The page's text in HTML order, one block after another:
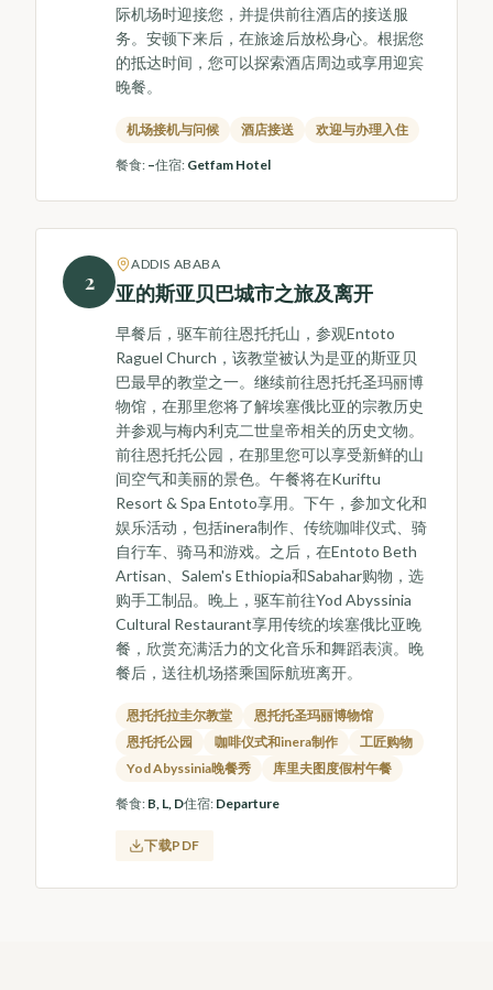
际机场时迎接您，并提供前往酒店的接送服
务。安顿下来后，在旅途后放松身心。根据您
的抵达时间，您可以探索酒店周边或享用迎宾
晚餐。
机场接机与问候 酒店接送 欢迎与办理入住
餐食: –住宿: Getfam Hotel
2
ADDIS ABABA
亚的斯亚贝巴城市之旅及离开
早餐后，驱车前往恩托托山，参观Entoto
Raguel Church，该教堂被认为是亚的斯亚贝
巴最早的教堂之一。继续前往恩托托圣玛丽博
物馆，在那里您将了解埃塞俄比亚的宗教历史
并参观与梅内利克二世皇帝相关的历史文物。
前往恩托托公园，在那里您可以享受新鲜的山
间空气和美丽的景色。午餐将在Kuriftu
Resort & Spa Entoto享用。下午，参加文化和
娱乐活动，包括inera制作、传统咖啡仪式、骑
自行车、骑马和游戏。之后，在Entoto Beth
Artisan、Salem's Ethiopia和Sabahar购物，选
购手工制品。晚上，驱车前往Yod Abyssinia
Cultural Restaurant享用传统的埃塞俄比亚晚
餐，欣赏充满活力的文化音乐和舞蹈表演。晚
餐后，送往机场搭乘国际航班离开。
恩托托拉圭尔教堂
恩托托圣玛丽博物馆
恩托托公园
咖啡仪式和inera制作
工匠购物
Yod Abyssinia晚餐秀
库里夫图度假村午餐
餐食: B, L, D住宿: Departure
下载PDF